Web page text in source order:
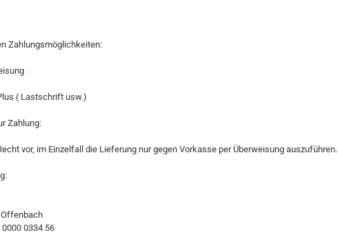
Zahlungsmöglichkeiten:
( Lastschrift usw.)
Zahlung:
vor, im Einzelfall die Lieferung nur gegen Vorkasse per Überweisung auszuführen.
0000 0334 56